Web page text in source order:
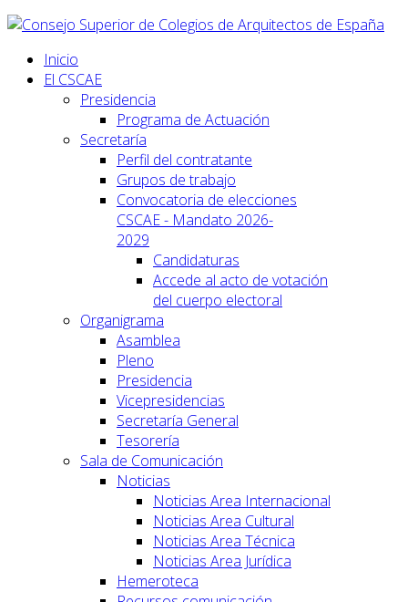
Inicio
El CSCAE
Presidencia
Programa de Actuación
Secretaría
Perfil del contratante
Grupos de trabajo
Convocatoria de elecciones
CSCAE - Mandato 2026-
2029
Candidaturas
Accede al acto de votación
del cuerpo electoral
Organigrama
Asamblea
Pleno
Presidencia
Vicepresidencias
Secretaría General
Tesorería
Sala de Comunicación
Noticias
Noticias Area Internacional
Noticias Area Cultural
Noticias Area Técnica
Noticias Area Jurídica
Hemeroteca